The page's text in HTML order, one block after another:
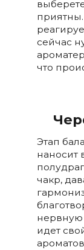
сейчас
что
Этап
наносит
чакр,
нервную
идет